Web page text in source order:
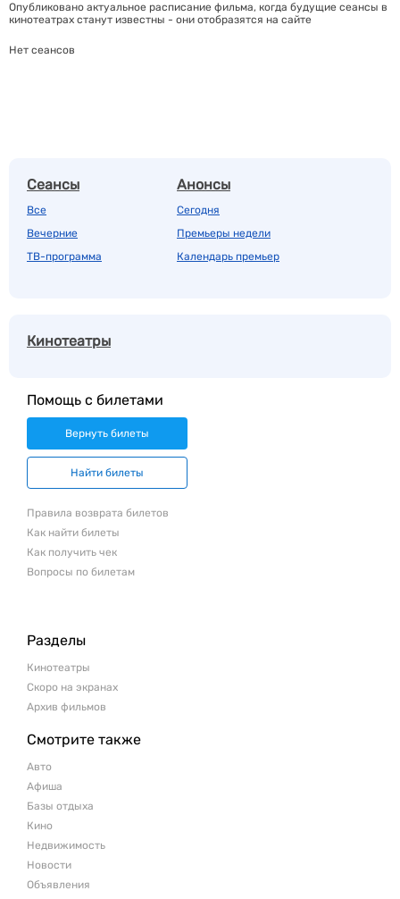
Опубликовано актуальное расписание фильма, когда будущие сеансы в
кинотеатрах станут известны - они отобразятся на сайте
Нет сеансов
Сеансы
Все
Вечерние
ТВ-программа
Анонсы
Сегодня
Премьеры недели
Календарь премьер
Кинотеатры
Помощь с билетами
Вернуть билеты
Найти билеты
Правила возврата билетов
Как найти билеты
Как получить чек
Вопросы по билетам
Разделы
Кинотеатры
Скоро на экранах
Архив фильмов
Смотрите также
Авто
Афиша
Базы отдыха
Кино
Недвижимость
Новости
Объявления